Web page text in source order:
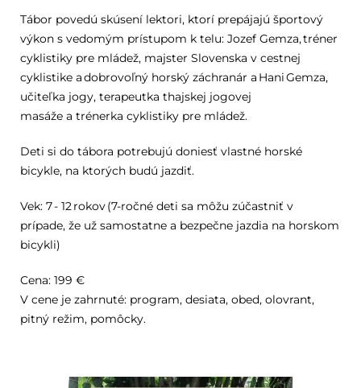
Tábor povedú skúsení lektori, ktorí prepájajú športový
výkon s vedomým prístupom k telu: Jozef Gemza, tréner
cyklistiky pre mládež, majster Slovenska v cestnej
cyklistike a dobrovoľný horský záchranár a Hani Gemza,
učiteľka jogy, terapeutka thajskej jogovej
masáže a trénerka cyklistiky pre mládež.
Deti si do tábora potrebujú doniesť vlastné horské
bicykle, na ktorých budú jazdiť.
Vek: 7 - 12 rokov (7-ročné deti sa môžu zúčastniť v
prípade, že už samostatne a bezpečne jazdia na horskom
bicykli)
Cena: 199 €
V cene je zahrnuté: program, desiata, obed, olovrant,
pitný režim, pomôcky.